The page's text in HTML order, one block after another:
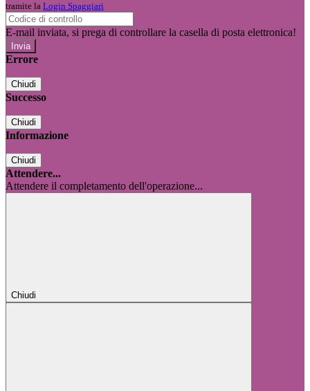
tramite la Login Spaggiari
E-mail inviata, si prega di controllare la casella di posta elettronica!
Errore
Chiudi
Successo
Chiudi
Informazione
Chiudi
Attendere...
Attendere il completamento dell'operazione...
Chiudi